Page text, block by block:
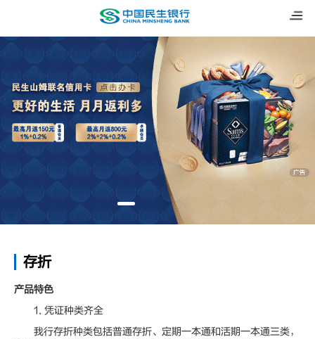
存折
产品特色
1. 凭证种类齐全
我行存折种类包括普通存折、定期一本通和活期一本通三类，